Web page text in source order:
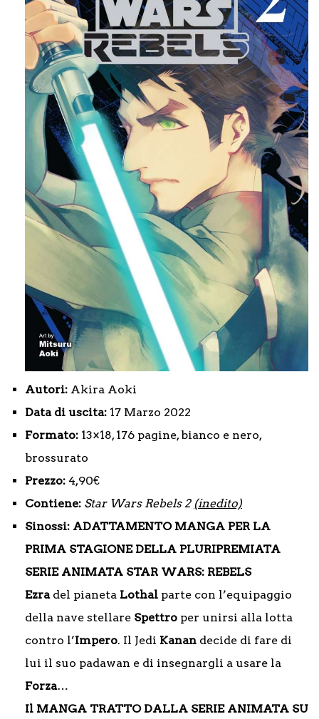
Autori: Akira Aoki
Data di uscita: 17 Marzo 2022
Formato: 13×18, 176 pagine, bianco e nero,
brossurato
Prezzo: 4,90€
Contiene: Star Wars Rebels 2 (inedito)
Sinossi: ADATTAMENTO MANGA PER LA
PRIMA STAGIONE DELLA PLURIPREMIATA
SERIE ANIMATA STAR WARS: REBELS
Ezradel pianeta Lothal parte con l’equipaggio
della nave stellare Spettro per unirsi alla lotta
contro l’Impero. Il Jedi Kanan decide di fare di
lui il suo padawan e di insegnargli a usare la
Forza…
Il MANGA TRATTO DALLA SERIE ANIMATA SU